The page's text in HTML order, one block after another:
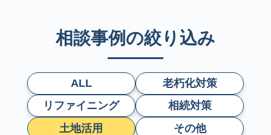
相談事例の絞り込み
ALL
老朽化対策
リファイニング
相続対策
土地活用
その他